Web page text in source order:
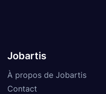
Jobartis
À propos de Jobartis
Contact